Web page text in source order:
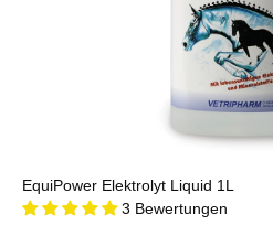
EquiPower Elektrolyt Liquid 1L
3 Bewertungen